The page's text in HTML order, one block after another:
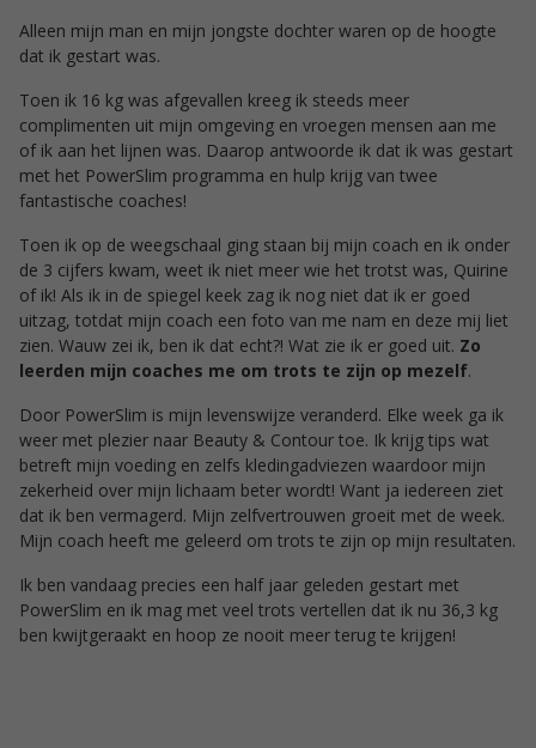
Alleen mijn man en mijn jongste dochter waren op de hoogte
dat ik gestart was.
Toen ik 16 kg was afgevallen kreeg ik steeds meer
complimenten uit mijn omgeving en vroegen mensen aan me
of ik aan het lijnen was. Daarop antwoorde ik dat ik was gestart
met het PowerSlim programma en hulp krijg van twee
fantastische coaches!
Toen ik op de weegschaal ging staan bij mijn coach en ik onder
de 3 cijfers kwam, weet ik niet meer wie het trotst was, Quirine
of ik! Als ik in de spiegel keek zag ik nog niet dat ik er goed
uitzag, totdat mijn coach een foto van me nam en deze mij liet
zien. Wauw zei ik, ben ik dat echt?! Wat zie ik er goed uit. Zo
leerden mijn coaches me om trots te zijn op mezelf.
Door PowerSlim is mijn levenswijze veranderd. Elke week ga ik
weer met plezier naar Beauty & Contour toe. Ik krijg tips wat
betreft mijn voeding en zelfs kledingadviezen waardoor mijn
zekerheid over mijn lichaam beter wordt! Want ja iedereen ziet
dat ik ben vermagerd. Mijn zelfvertrouwen groeit met de week.
Mijn coach heeft me geleerd om trots te zijn op mijn resultaten.
Ik ben vandaag precies een half jaar geleden gestart met
PowerSlim en ik mag met veel trots vertellen dat ik nu 36,3 kg
ben kwijtgeraakt en hoop ze nooit meer terug te krijgen!